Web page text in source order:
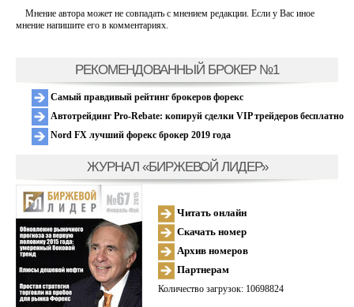
Мнение автора может не совпадать с мнением редакции. Если у Вас иное
мнение напишите его в комментариях.
РЕКОМЕНДОВАННЫЙ БРОКЕР №1
Самый правдивый рейтинг брокеров форекс
Автотрейдинг Pro-Rebate: копируй сделки VIP трейдеров бесплатно
Nord FX лучший форекс брокер 2019 года
ЖУРНАЛ «БИРЖЕВОЙ ЛИДЕР»
Читать онлайн
Скачать номер
Архив номеров
Партнерам
Количество загрузок: 10698824